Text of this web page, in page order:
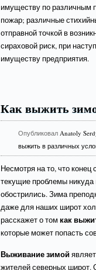
имуществу по различным
пожар; различные
отправной точкой в
сираховой риск, при
имуществу предприятия.
Как выжить
ОпубликовалAnatoly
выжить в различных
Несмотря на то, что конец
текущие проблемы
обострились. Зима
даже для наших широт
расскажет о томкак
которые может попасть
Выживание зимой
жителей северных широт.